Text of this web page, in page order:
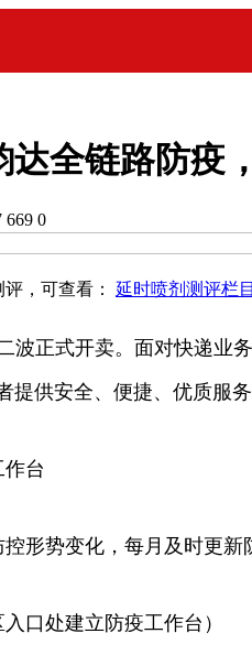
达全链路防疫
669 0
，可查看： 延时喷剂测评栏目
波正式开卖。面对快递
提供安全、便捷、优质服务
台
形势变化，每月及时更新
口处建立防疫工作台）